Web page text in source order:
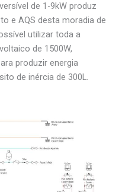
de 1-9kW produz
e AQS desta moradia de
utilizar toda a
de 1500W,
produzir energia
de inércia de 300L.